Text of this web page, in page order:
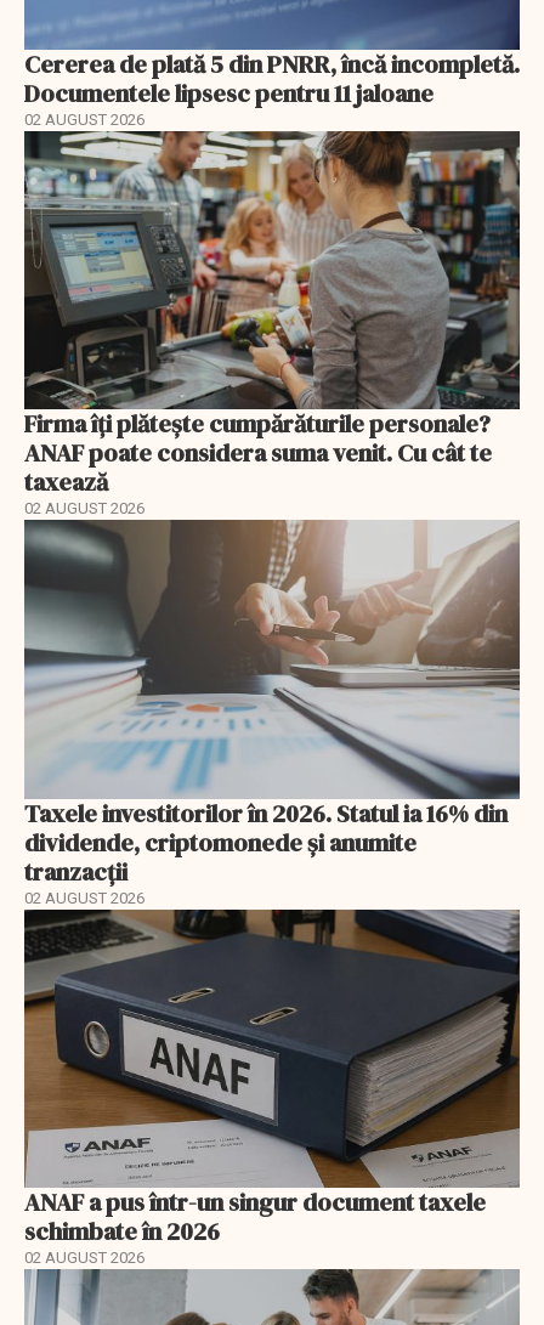
Cererea de plată 5 din PNRR, încă incompletă.
Documentele lipsesc pentru 11 jaloane
02 AUGUST 2026
Firma îți plătește cumpărăturile personale?
ANAF poate considera suma venit. Cu cât te
taxează
02 AUGUST 2026
Taxele investitorilor în 2026. Statul ia 16% din
dividende, criptomonede și anumite
tranzacții
02 AUGUST 2026
ANAF a pus într-un singur document taxele
schimbate în 2026
02 AUGUST 2026